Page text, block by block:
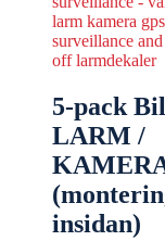
5-pack
LARM /
insidan)